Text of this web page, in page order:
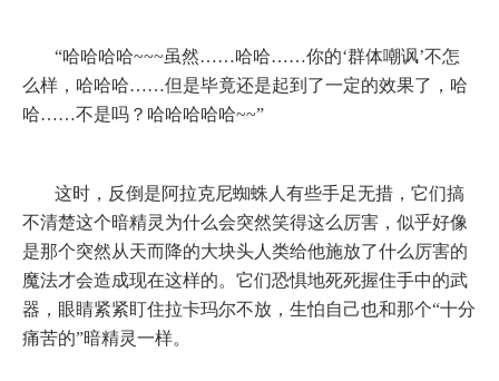
“哈哈哈哈~~~虽然……哈哈……你的‘群体嘲讽’不怎
么样，哈哈哈……但是毕竟还是起到了一定的效果了，哈
哈……不是吗？哈哈哈哈哈~~”
这时，反倒是阿拉克尼蜘蛛人有些手足无措，它们搞
不清楚这个暗精灵为什么会突然笑得这么厉害，似乎好像
是那个突然从天而降的大块头人类给他施放了什么厉害的
魔法才会造成现在这样的。它们恐惧地死死握住手中的武
器，眼睛紧紧盯住拉卡玛尔不放，生怕自己也和那个“十分
痛苦的”暗精灵一样。